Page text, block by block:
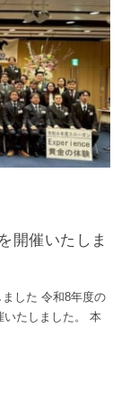
開催いたしま
した 令和8年度の
いたしました。 本